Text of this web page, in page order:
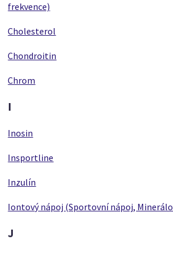
frekvence)
Cholesterol
Chondroitin
Chrom
I
Inosin
Insportline
Inzulín
Iontový nápoj (Sportovní nápoj,
J